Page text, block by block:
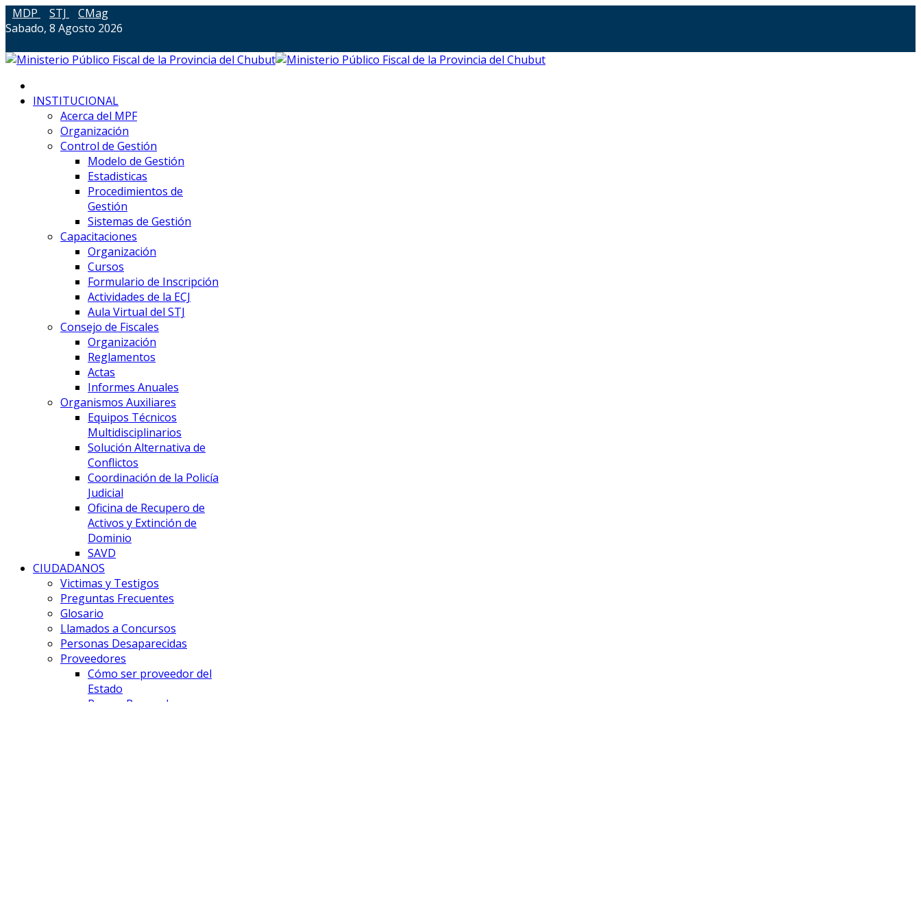
MDP STJ
CMag
Sabado, 8 Agosto 2026
INSTITUCIONAL
Acerca del MPF
Organización
Control de Gestión
Modelo de Gestión
Estadisticas
Procedimientos de
Gestión
Sistemas de Gestión
Capacitaciones
Organización
Cursos
Formulario de Inscripción
Actividades de la ECJ
Aula Virtual del STJ
Consejo de Fiscales
Organización
Reglamentos
Actas
Informes Anuales
Organismos Auxiliares
Equipos Técnicos
Multidisciplinarios
Solución Alternativa de
Conflictos
Coordinación de la Policía
Judicial
Oficina de Recupero de
Activos y Extinción de
Dominio
SAVD
CIUDADANOS
Victimas y Testigos
Preguntas Frecuentes
Glosario
Llamados a Concursos
Personas Desaparecidas
Proveedores
Cómo ser proveedor del
Estado
Pago a Proveedores